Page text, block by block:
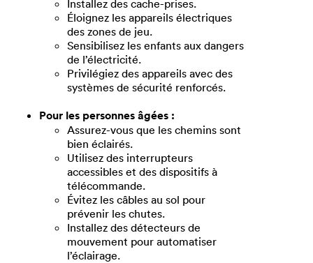
Installez des cache-prises.
Éloignez les appareils électriques
des zones de jeu.
Sensibilisez les enfants aux dangers
de l’électricité.
Privilégiez des appareils avec des
systèmes de sécurité renforcés.
Pour les personnes âgées :
Assurez-vous que les chemins sont
bien éclairés.
Utilisez des interrupteurs
accessibles et des dispositifs à
télécommande.
Évitez les câbles au sol pour
prévenir les chutes.
Installez des détecteurs de
mouvement pour automatiser
l’éclairage.